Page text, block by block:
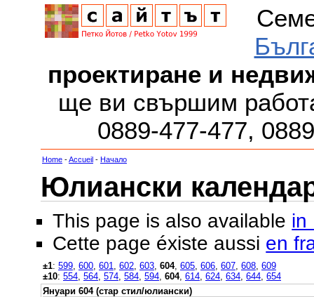
проектиране и
ще ви свършим
0889-477-477,
Home -Accueil - Начало
Юлиански
This page is also available in
Cette page éxiste aussi en
±1: 599 600 601 602 603 604, 605 606 607 608 609
±10: 554 564 574 584 594 604, 614 624 634 644 654
Януари 604 (стар стил/юлиански)